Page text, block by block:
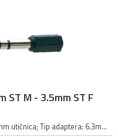
ST M - 3.5mm ST F
6.3mm utikač - 3.5mm utičnica; Tip adaptera: 6.3mm; Tip audio priključaka: stereo; Materijal izrade adaptera: PVC;